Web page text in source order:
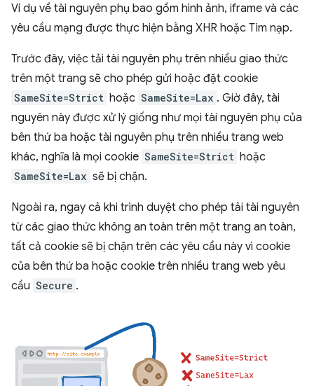
Ví dụ về tài nguyên phụ bao gồm hình ảnh, iframe và các
yêu cầu mạng được thực hiện bằng XHR hoặc Tìm nạp.
Trước đây, việc tải tài nguyên phụ trên nhiều giao thức
trên một trang sẽ cho phép gửi hoặc đặt cookie
SameSite=Strict hoặc SameSite=Lax . Giờ đây, tài
nguyên này được xử lý giống như mọi tài nguyên phụ của
bên thứ ba hoặc tài nguyên phụ trên nhiều trang web
khác, nghĩa là mọi cookie SameSite=Strict hoặc
SameSite=Lax sẽ bị chặn.
Ngoài ra, ngay cả khi trình duyệt cho phép tải tài nguyên
từ các giao thức không an toàn trên một trang an toàn,
tất cả cookie sẽ bị chặn trên các yêu cầu này vì cookie
của bên thứ ba hoặc cookie trên nhiều trang web yêu
cầu Secure .